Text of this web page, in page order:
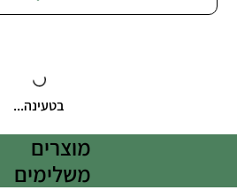
בטעינה...
מוצרים
משלימים